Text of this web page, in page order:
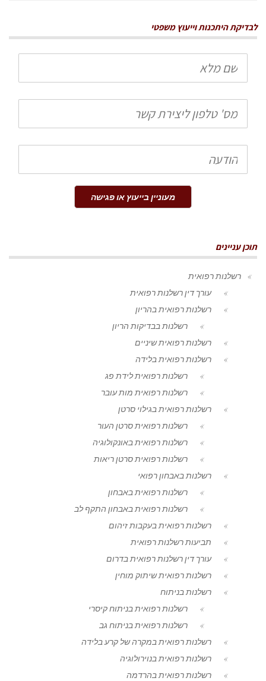
לבדיקת היתכנות וייעוץ משפטי
שם
מלא
טלפון
הודעה
מעוניין בייעוץ או פגישה
תוכן עניינים
רשלנות רפואית
עורך דין רשלנות רפואית
רשלנות רפואית בהריון
רשלנות בבדיקות הריון
רשלנות רפואית שיניים
רשלנות רפואית בלידה
רשלנות רפואית לידת פג
רשלנות רפואית מות עובר
רשלנות רפואית בגילוי סרטן
רשלנות רפואית סרטן העור
רשלנות רפואית באונקולוגיה
רשלנות רפואית סרטן ריאות
רשלנות באבחון רפואי
רשלנות רפואית באבחון
רשלנות רפואית באבחון התקף לב
רשלנות רפואית בעקבות זיהום
תביעות רשלנות רפואית
עורך דין רשלנות רפואית בדרום
רשלנות רפואית שיתוק מוחין
רשלנות בניתוח
רשלנות רפואית בניתוח קיסרי
רשלנות רפואית בניתוח גב
רשלנות רפואית במקרה של קרע בלידה
רשלנות רפואית בנוירולוגיה
רשלנות רפואית בהרדמה